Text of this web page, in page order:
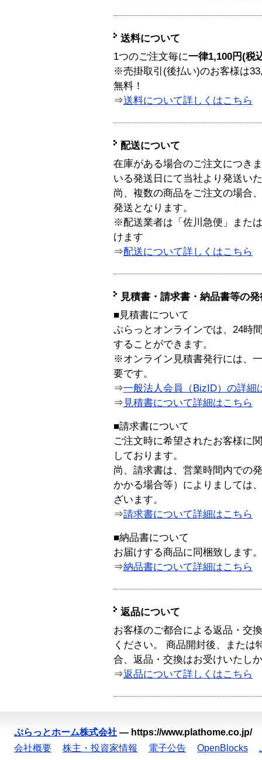
送料について
1つのご注文毎に一律1,100円(税
※売掛取引(後払い)のお客様は
無料！
⇒送料について詳しくはこちら
配送について
在庫がある場合のご注文につき
いる発送日にて当社より発送い
尚、複数の商品をご注文の場合
発送となります。
※配送業者は「佐川急便」また
けます
⇒配送について詳しくはこちら
見積書・請求書・納品書等の
■見積書について
ぷらっとオンラインでは、24時
することができます。
※オンライン見積書発行には、
要です。
⇒一般法人会員（BizID）の詳細
⇒ 見積書について詳細はこちら
■請求書について
ご注文時に希望されたお客様に
しております。
尚、請求書は、営業時間内での
かかる場合等）によりましては
ざいます。
⇒請求書について詳細はこちら
■納品書について
お届けする商品に同梱致します。
⇒納品書について詳細はこちら
返品について
お客様のご都合による返品・交
ください。 商品開封後、または
合、返品・交換はお受けいたし
⇒返品について詳しくはこちら
ぷらっとホーム株式会社 — https://www.plathome.co.jp/
会社概要
株主・投資家情報 電子公告 OpenBlocks